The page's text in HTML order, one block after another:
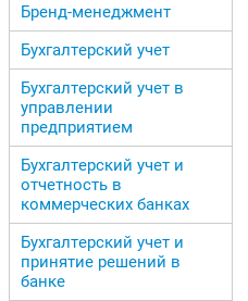
Бренд-менеджмент
Бухгалтерский учет
Бухгалтерский учет в
управлении
предприятием
Бухгалтерский учет и
отчетность в
коммерческих банках
Бухгалтерский учет и
принятие решений в
банке